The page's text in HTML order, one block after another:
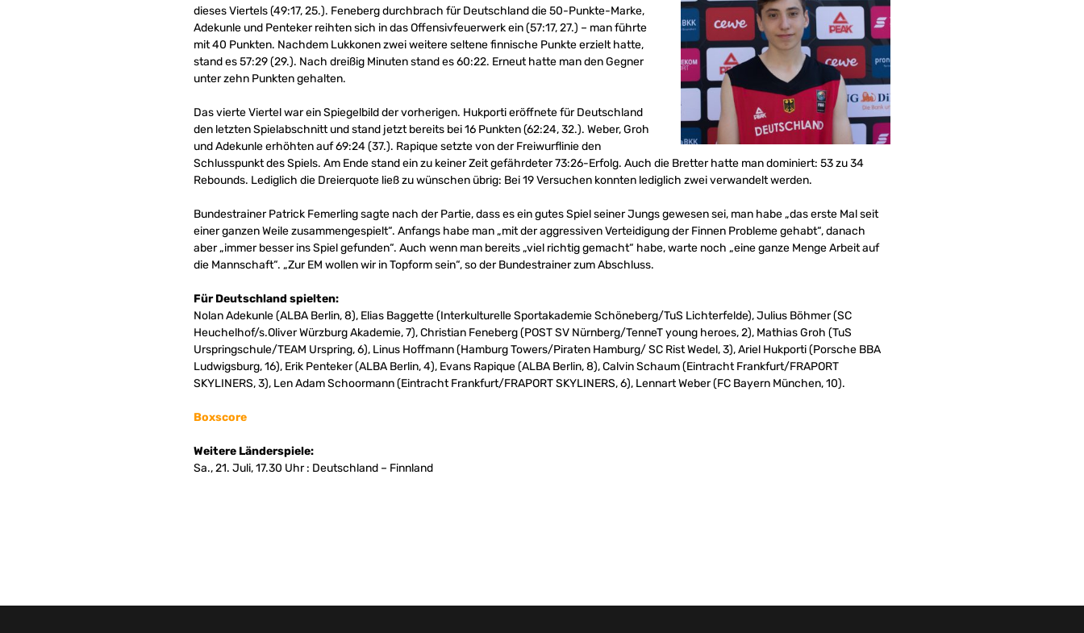
dieses Viertels (49:17, 25.). Feneberg durchbrach für Deutschland die 50-Punkte-Marke,
Adekunle und Penteker reihten sich in das Offensivfeuerwerk ein (57:17, 27.) – man führte
mit 40 Punkten. Nachdem Lukkonen zwei weitere seltene finnische Punkte erzielt hatte,
stand es 57:29 (29.). Nach dreißig Minuten stand es 60:22. Erneut hatte man den Gegner
unter zehn Punkten gehalten.
Das vierte Viertel war ein Spiegelbild der vorherigen. Hukporti eröffnete für Deutschland
den letzten Spielabschnitt und stand jetzt bereits bei 16 Punkten (62:24, 32.). Weber, Groh
und Adekunle erhöhten auf 69:24 (37.). Rapique setzte von der Freiwurflinie den
Schlusspunkt des Spiels. Am Ende stand ein zu keiner Zeit gefährdeter 73:26-Erfolg. Auch die Bretter hatte man dominiert: 53 zu 34
Rebounds. Lediglich die Dreierquote ließ zu wünschen übrig: Bei 19 Versuchen konnten lediglich zwei verwandelt werden.
Bundestrainer Patrick Femerling sagte nach der Partie, dass es ein gutes Spiel seiner Jungs gewesen sei, man habe „das erste Mal seit
einer ganzen Weile zusammengespielt“. Anfangs habe man „mit der aggressiven Verteidigung der Finnen Probleme gehabt“, danach
aber „immer besser ins Spiel gefunden“. Auch wenn man bereits „viel richtig gemacht“ habe, warte noch „eine ganze Menge Arbeit auf
die Mannschaft“. „Zur EM wollen wir in Topform sein“, so der Bundestrainer zum Abschluss.
Für Deutschland spielten:
Nolan Adekunle (ALBA Berlin, 8), Elias Baggette (Interkulturelle Sportakademie Schöneberg/TuS Lichterfelde), Julius Böhmer (SC
Heuchelhof/s.Oliver Würzburg Akademie, 7), Christian Feneberg (POST SV Nürnberg/TenneT young heroes, 2), Mathias Groh (TuS
Urspringschule/TEAM Urspring, 6), Linus Hoffmann (Hamburg Towers/Piraten Hamburg/ SC Rist Wedel, 3), Ariel Hukporti (Porsche BBA
Ludwigsburg, 16), Erik Penteker (ALBA Berlin, 4), Evans Rapique (ALBA Berlin, 8), Calvin Schaum (Eintracht Frankfurt/FRAPORT
SKYLINERS, 3), Len Adam Schoormann (Eintracht Frankfurt/FRAPORT SKYLINERS, 6), Lennart Weber (FC Bayern München, 10).
Boxscore
Weitere Länderspiele:
Sa., 21. Juli, 17.30 Uhr : Deutschland – Finnland